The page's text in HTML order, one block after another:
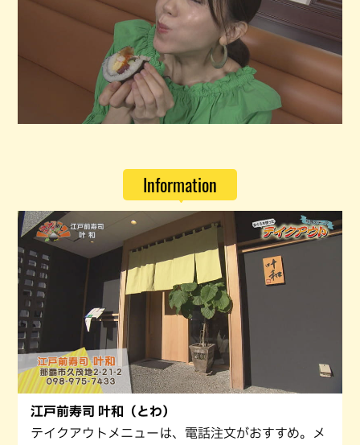
Information
江戸前寿司 叶和（とわ）
テイクアウトメニューは、電話注文がおすすめ。メ